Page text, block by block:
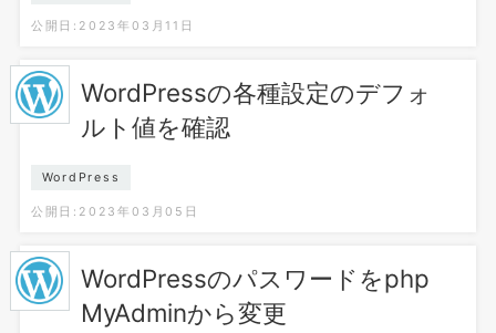
公開日:2023年03月11日
WordPressの各種設定のデフォ
ルト値を確認
WordPress
公開日:2023年03月05日
WordPressのパスワードをphp
MyAdminから変更